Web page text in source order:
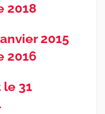
2018
2015
2016
31